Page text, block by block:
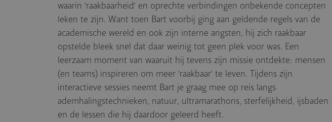
waarin 'raakbaarheid' en oprechte verbindingen onbekende concepten
leken te zijn. Want toen Bart voorbij ging aan geldende regels van de
academische wereld en ook zijn interne angsten, hij zich raakbaar
opstelde bleek snel dat daar weinig tot geen plek voor was. Een
leerzaam moment van waaruit hij tevens zijn missie ontdekte: mensen
(en teams) inspireren om meer 'raakbaar' te leven. Tijdens zijn
interactieve sessies neemt Bart je graag mee op reis langs
ademhalingstechnieken, natuur, ultramarathons, sterfelijkheid, ijsbaden
en de lessen die hij daardoor geleerd heeft.